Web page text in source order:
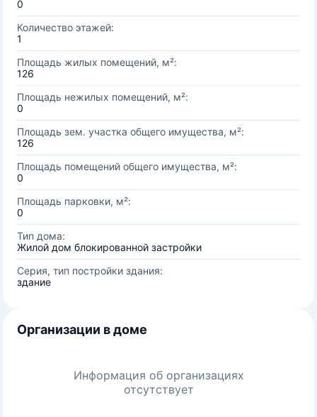
0
Количество этажей:
1
Площадь жилых помещений, м²:
126
Площадь нежилых помещений, м²:
0
Площадь зем. участка общего имущества, м²:
126
Площадь помещений общего имущества, м²:
0
Площадь парковки, м²:
0
Тип дома:
Жилой дом блокированной застройки
Серия, тип постройки здания:
здание
Организации в доме
Информация об организациях
отсутствует